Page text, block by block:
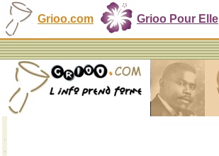
Grioo.com Grioo Pour Elle